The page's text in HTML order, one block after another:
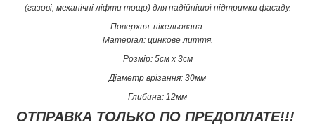
(газові, механічні ліфти тощо) для надійнішої підтримки фасаду.
Поверхня: нікельована.
Матеріал: цинкове лиття.
Розмір: 5см х 3см
Діаметр врізання: 30мм
Глибина: 12мм
ОТПРАВКА ТОЛЬКО ПО ПРЕДОПЛАТЕ!!!